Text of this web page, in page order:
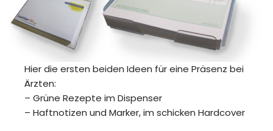
Hier die ersten beiden Ideen für eine Präsenz bei
Ärzten:
– Grüne Rezepte im Dispenser
– Haftnotizen und Marker, im schicken Hardcover